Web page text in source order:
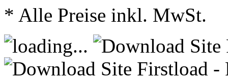
* Alle Preise inkl. MwSt.